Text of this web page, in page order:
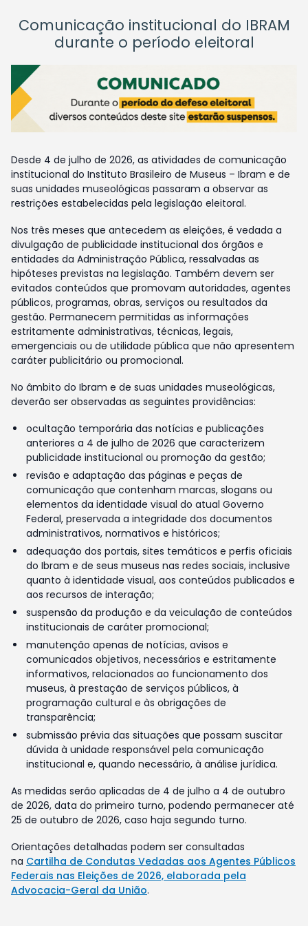
Comunicação institucional do IBRAM
durante o período eleitoral
Desde 4 de julho de 2026, as atividades de comunicação
institucional do Instituto Brasileiro de Museus – Ibram e de
suas unidades museológicas passaram a observar as
restrições estabelecidas pela legislação eleitoral.
Nos três meses que antecedem as eleições, é vedada a
divulgação de publicidade institucional dos órgãos e
entidades da Administração Pública, ressalvadas as
hipóteses previstas na legislação. Também devem ser
evitados conteúdos que promovam autoridades, agentes
públicos, programas, obras, serviços ou resultados da
gestão. Permanecem permitidas as informações
estritamente administrativas, técnicas, legais,
emergenciais ou de utilidade pública que não apresentem
caráter publicitário ou promocional.
No âmbito do Ibram e de suas unidades museológicas,
deverão ser observadas as seguintes providências:
ocultação temporária das notícias e publicações
anteriores a 4 de julho de 2026 que caracterizem
publicidade institucional ou promoção da gestão;
revisão e adaptação das páginas e peças de
comunicação que contenham marcas, slogans ou
elementos da identidade visual do atual Governo
Federal, preservada a integridade dos documentos
administrativos, normativos e históricos;
adequação dos portais, sites temáticos e perfis oficiais
do Ibram e de seus museus nas redes sociais, inclusive
quanto à identidade visual, aos conteúdos publicados e
aos recursos de interação;
suspensão da produção e da veiculação de conteúdos
institucionais de caráter promocional;
manutenção apenas de notícias, avisos e
comunicados objetivos, necessários e estritamente
informativos, relacionados ao funcionamento dos
museus, à prestação de serviços públicos, à
programação cultural e às obrigações de
transparência;
submissão prévia das situações que possam suscitar
dúvida à unidade responsável pela comunicação
institucional e, quando necessário, à análise jurídica.
As medidas serão aplicadas de 4 de julho a 4 de outubro
de 2026, data do primeiro turno, podendo permanecer até
25 de outubro de 2026, caso haja segundo turno.
Orientações detalhadas podem ser consultadas
na Cartilha de Condutas Vedadas aos Agentes Públicos
Federais nas Eleições de 2026, elaborada pela
Advocacia-Geral da União.